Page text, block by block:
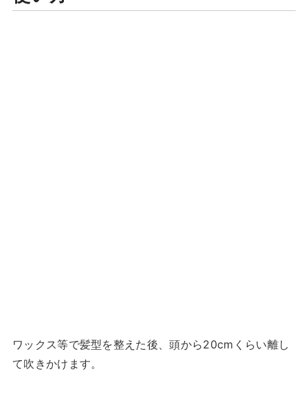
ワックス等で髪型を整えた後、頭から20cmくらい離し
て吹きかけます。